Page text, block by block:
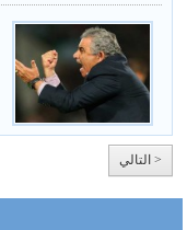
< التالي